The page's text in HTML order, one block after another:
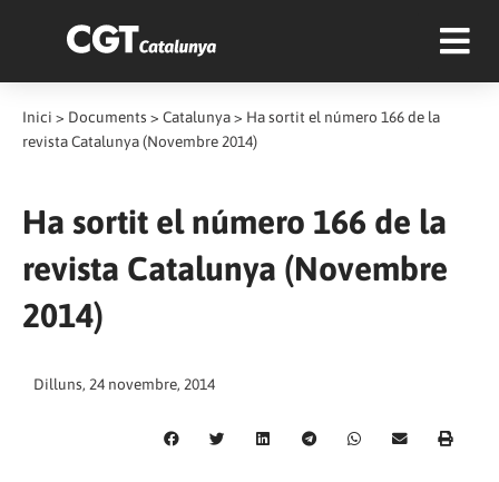
Inici > Documents > Catalunya> Ha sortit el número 166 de la
revista Catalunya (Novembre 2014)
Ha sortit el número 166 de la
revista Catalunya (Novembre
2014)
Dilluns, 24 novembre, 2014